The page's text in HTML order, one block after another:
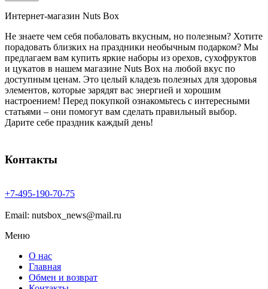
Интернет-магазин Nuts Box
Не знаете чем себя побаловать вкусным, но полезным? Хотите
порадовать близких на праздники необычным подарком? Мы
предлагаем вам купить яркие наборы из орехов, сухофруктов
и цукатов в нашем магазине Nuts Box на любой вкус по
доступным ценам. Это целый кладезь полезных для здоровья
элементов, которые зарядят вас энергией и хорошим
настроением! Перед покупкой ознакомьтесь с интересными
статьями – они помогут вам сделать правильный выбор.
Дарите себе праздник каждый день!
Контакты
+7-495-190-70-75
Email: nutsbox_news@mail.ru
Меню
О нас
Главная
Обмен и возврат